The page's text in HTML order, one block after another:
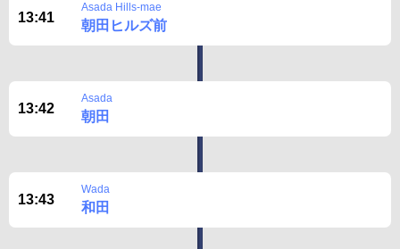
13:41
Asada Hills-mae
朝田ヒルズ前
13:42
Asada
朝田
13:43
Wada
和田